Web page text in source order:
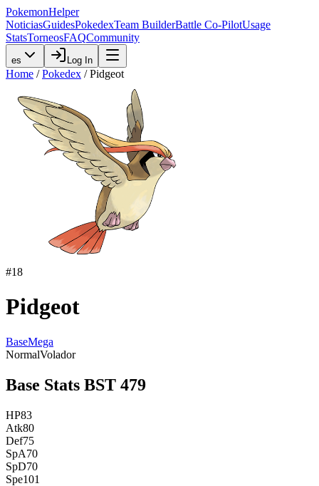
PokemonHelper
NoticiasGuidesPokedexTeam BuilderBattle Co-PilotUsage
StatsTorneosFAQCommunity
es Log In
Home / Pokedex / Pidgeot
#18
Pidgeot
BaseMega
NormalVolador
Base Stats BST 479
HP83
Atk80
Def75
SpA70
SpD70
Spe101